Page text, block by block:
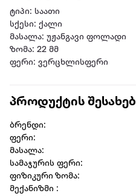
ტიპი: საათი
სქესი: ქალი
მასალა: უჟანგავი ფოლადი
ზომა: 22 მმ
ფერი: ვერცხლისფერი
პროდუქტის შესახებ
ბრენდი:
ფერი:
მასალა:
სამაჯურის ფერი:
ფიზიკური ზომა:
მექანიზმი :